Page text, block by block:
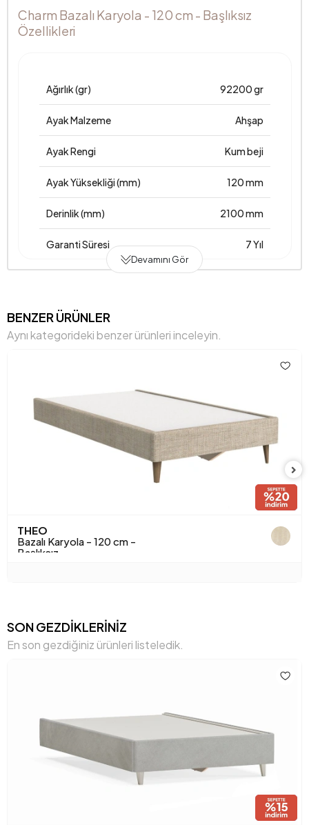
Charm Bazalı Karyola - 120 cm - Başlıksız
Özellikleri
Ağırlık (gr) 92200 gr
Ayak Malzeme Ahşap
Ayak Rengi Kum beji
Ayak Yüksekliği (mm) 120 mm
Derinlik (mm) 2100 mm
Garanti Süresi 7 Yıl
Hacim (m3)
Sandık Özelliği
Yükseklik (mm) 380 mm
Devamını Gör
BENZER ÜRÜNLER
Aynı kategorideki benzer ürünleri inceleyin.
THEO
Bazalı Karyola - 120 cm -
Başlıksız
SON GEZDİKLERİNİZ
En son gezdiğiniz ürünleri listeledik.